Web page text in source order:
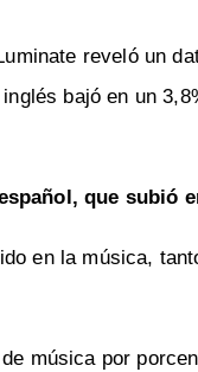
reveló un
bajó en un
que subió
en la música,
música por